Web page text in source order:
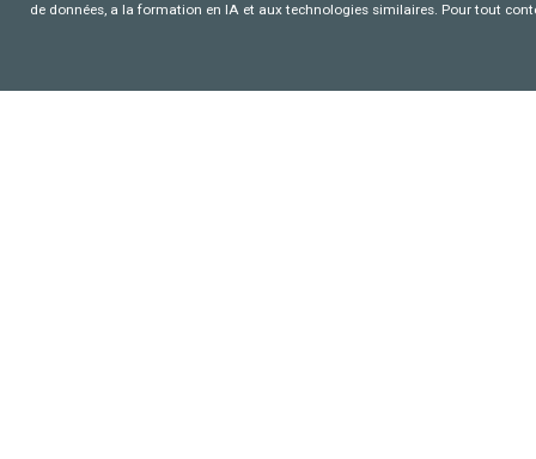
de données, a la formation en IA et aux technologies similaires. Pour tout